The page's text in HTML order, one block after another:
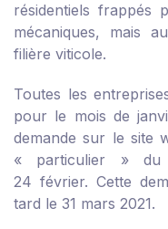
résidentiels frappés
mécaniques, mais
filière viticole.
Toutes les
pour le mois de
demande sur le site
« particulier » du
24 février. Cette
tard le 31 mars 2021.